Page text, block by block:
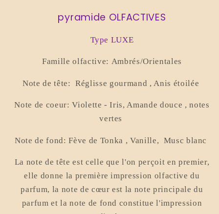
pyramide OLFACTIVES
Type LUXE
Famille olfactive: Ambrés/Orientales
Note de tête: Réglisse gourmand , Anis étoilée
Note de coeur: Violette - Iris, Amande douce , notes
vertes
Note de fond: Fève de Tonka , Vanille, Musc blanc
La note de tête est celle que l'on perçoit en premier,
elle donne la première impression olfactive du
parfum, la note de cœur est la note principale du
parfum et la note de fond constitue l'impression